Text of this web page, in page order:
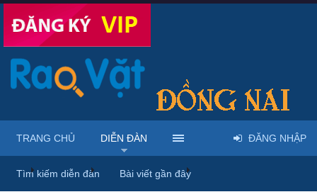
... Diễn đàn Thảo luận chung
TRANG CHỦ DIỄN ĐÀN
Tìm kiếm diễn đàn Bài viết gần đây
ĐĂNG NHẬP